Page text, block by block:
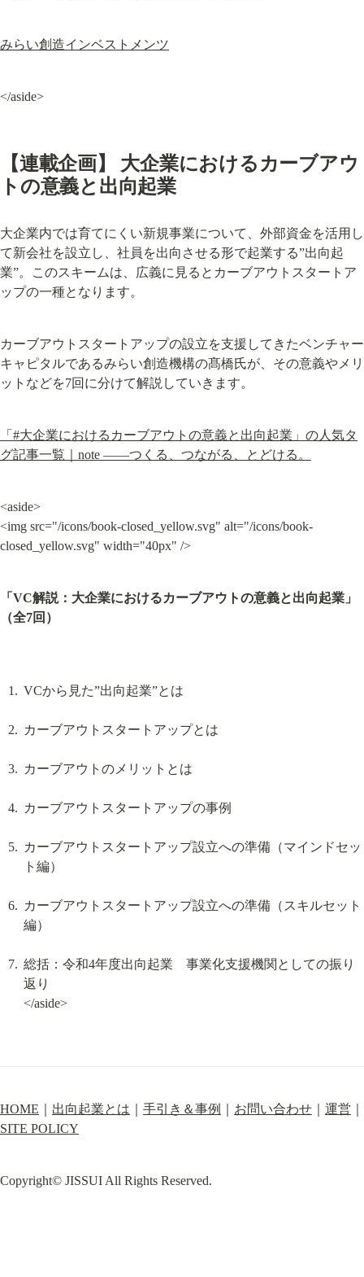
みらい創造インベストメンツ
</aside>
【連載企画】 大企業におけるカーブアウ
トの意義と出向起業
大企業内では育てにくい新規事業について、外部資金を活用し
て新会社を設立し、社員を出向させる形で起業する”出向起
業”。このスキームは、広義に見るとカーブアウトスタートア
ップの一種となります。
カーブアウトスタートアップの設立を支援してきたベンチャー
キャピタルであるみらい創造機構の髙橋氏が、その意義やメリ
ットなどを7回に分けて解説していきます。
「#大企業におけるカーブアウトの意義と出向起業」の人気タ
グ記事一覧｜note ――つくる、つながる、とどける。
<aside>
<img src="/icons/book-closed_yellow.svg" alt="/icons/book-
closed_yellow.svg" width="40px" />
「VC解説：大企業におけるカーブアウトの意義と出向起業」
（全7回）
VCから見た”出向起業”とは
カーブアウトスタートアップとは
カーブアウトのメリットとは
カーブアウトスタートアップの事例
カーブアウトスタートアップ設立への準備（マインドセッ
ト編）
カーブアウトスタートアップ設立への準備（スキルセット
編）
総括：令和4年度出向起業　事業化支援機関としての振り
返り
</aside>
HOME 出向起業とは 手引き＆事例 お問い合わせ 運営
SITE POLICY
Copyright© JISSUI All Rights Reserved.